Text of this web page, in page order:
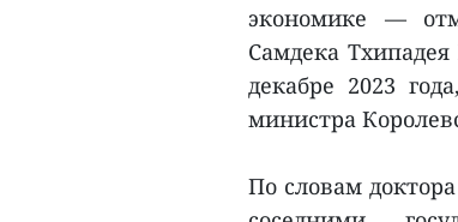
экономике —
Самдека
декабре 2023
министра
По словам